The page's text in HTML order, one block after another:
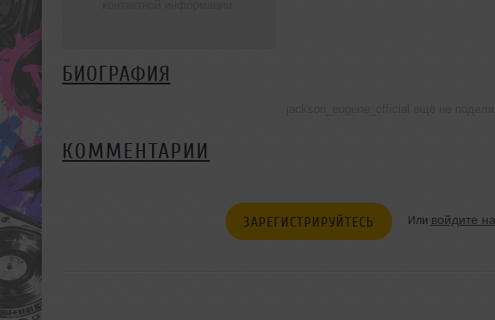
БИОГРАФИЯ
КОММЕНТАРИИ
ЗАРЕГИСТРИРУЙТЕСЬ Или войдите